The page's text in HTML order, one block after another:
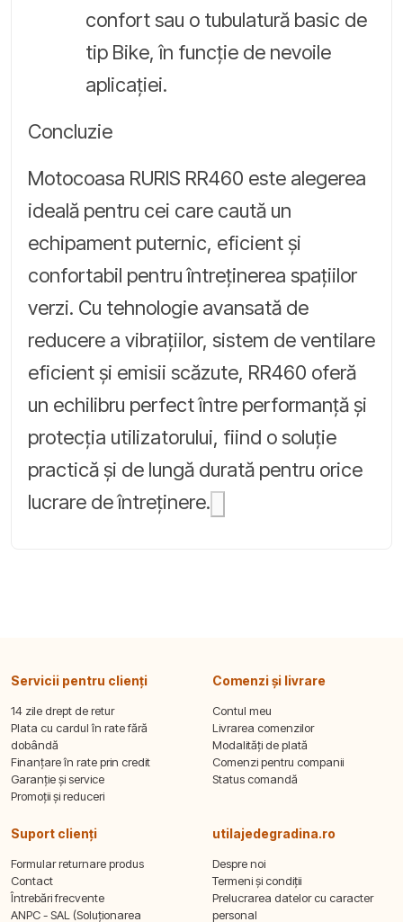
confort sau o tubulatură basic de
tip Bike, în funcție de nevoile
aplicației.
Concluzie
Motocoasa RURIS RR460 este alegerea
ideală pentru cei care caută un
echipament puternic, eficient și
confortabil pentru întreținerea spațiilor
verzi. Cu tehnologie avansată de
reducere a vibrațiilor, sistem de ventilare
eficient și emisii scăzute, RR460 oferă
un echilibru perfect între performanță și
protecția utilizatorului, fiind o soluție
practică și de lungă durată pentru orice
lucrare de întreținere.
Servicii pentru clienți
14 zile drept de retur
Plata cu cardul în rate fără
dobândă
Finanțare în rate prin credit
Garanție și service
Promoții și reduceri
Comenzi și livrare
Contul meu
Livrarea comenzilor
Modalități de plată
Comenzi pentru companii
Status comandă
Suport clienți
Formular returnare produs
Contact
Întrebări frecvente
ANPC - SAL (Soluționarea
utilajedegradina.ro
Despre noi
Termeni și condiții
Prelucrarea datelor cu caracter
personal